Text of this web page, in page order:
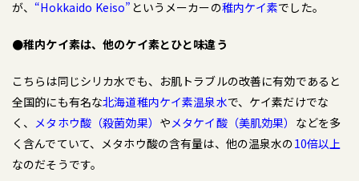
が、 “Hokkaido Keiso” というメーカーの稚内ケイ素でした。
●稚内ケイ素は、他のケイ素とひと味違う
こちらは同じシリカ水でも、お肌トラブルの改善に有効であると
全国的にも有名な北海道稚内ケイ素温泉水で、ケイ素だけでな
く、
メタホウ酸（殺菌効果） や メタケイ酸（美肌効果） などを多
く含んでていて、メタホウ酸の含有量は、他の温泉水の10倍以上
なのだそうです。